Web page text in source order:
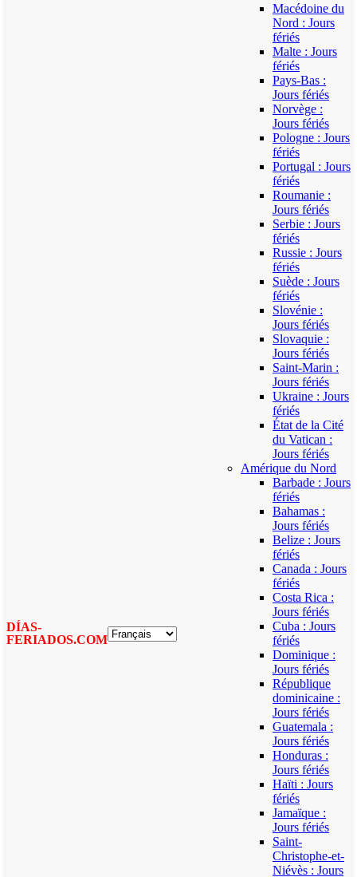
DÍAS-
FERIADOS.COM
Macédoine du
Nord : Jours
fériés
Malte : Jours
fériés
Pays-Bas :
Jours fériés
Norvège :
Jours fériés
Pologne : Jours
fériés
Portugal : Jours
fériés
Roumanie :
Jours fériés
Serbie : Jours
fériés
Russie : Jours
fériés
Suède : Jours
fériés
Slovénie :
Jours fériés
Slovaquie :
Jours fériés
Saint-Marin :
Jours fériés
Ukraine : Jours
fériés
État de la Cité
du Vatican :
Jours fériés
Amérique du Nord
Barbade : Jours
fériés
Bahamas :
Jours fériés
Belize : Jours
fériés
Canada : Jours
fériés
Costa Rica :
Jours fériés
Cuba : Jours
fériés
Dominique :
Jours fériés
République
dominicaine :
Jours fériés
Guatemala :
Jours fériés
Honduras :
Jours fériés
Haïti : Jours
fériés
Jamaïque :
Jours fériés
Saint-
Christophe-et-
Niévès : Jours